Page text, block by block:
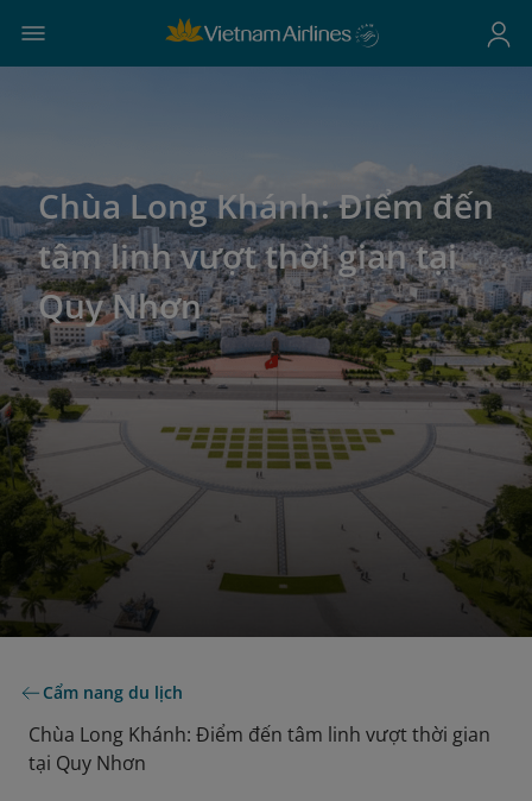
Chùa Long Khánh: Điểm đến
tâm linh vượt thời gian tại
Quy Nhơn
Cẩm nang du lịch
Chùa Long Khánh: Điểm đến tâm linh vượt thời gian
tại Quy Nhơn